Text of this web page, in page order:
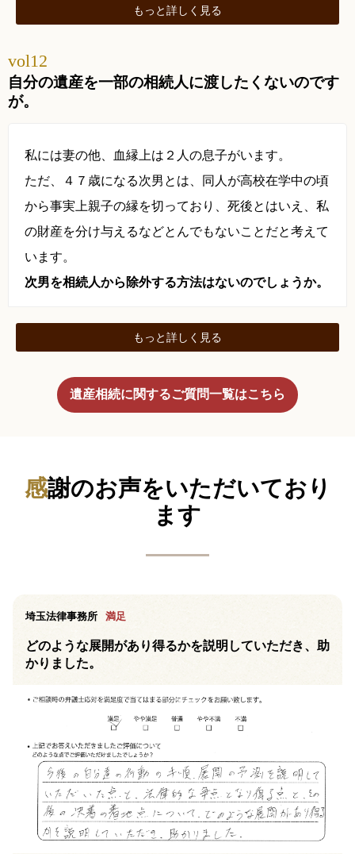
もっと詳しく 見る
vol12
自分の遺産を一部の相続人に渡したくないのです
が。
私には妻の他、血縁上は２人の息子がいます。
ただ、４７歳になる次男とは、同人が高校在学中の頃
から事実上親子の縁を切っており、死後とはいえ、私
の財産を分け与えるなどとんでもないことだと考えて
います。
次男を相続人から除外する方法はないのでしょうか。
もっと詳しく 見る
遺産相続に関するご質問一覧はこちら
感謝のお声をいただいており
ます
埼玉法律事務所 満足
どのような展開があり得るかを説明していただき、助
かりました。